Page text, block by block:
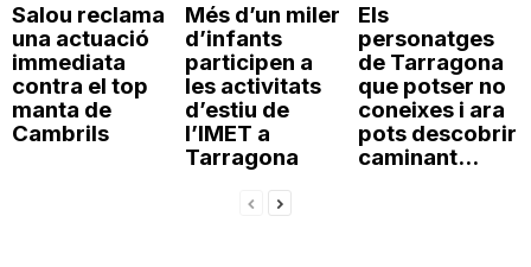
Salou reclama
una actuació
immediata
contra el top
manta de
Cambrils
Més d’un miler
d’infants
participen a
les activitats
d’estiu de
l’IMET a
Tarragona
Els
personatges
de Tarragona
que potser no
coneixes i ara
pots descobrir
caminant...